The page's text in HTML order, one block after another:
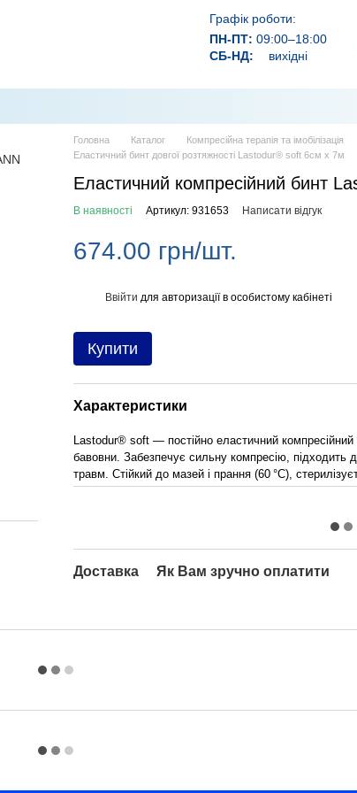
Графік роботи:
ПН-ПТ: 09:00–18:00
СБ-НД:
вихідні
Головна Каталог Компресійна терапія та імобілізація
Еластичний бинт довгої розтяжності Lastodur® soft 6см x 7м
Еластичний компресійний бинт
В наявності Артикул: 931653 Написати відгук
674.00 грн/шт.
Ввійти для авторизації в особистому кабінеті
Купити
Характеристики
Lastodur® soft — постійно еластичний
бавовни. Забезпечує сильну компресію, підходить
травм. Стійкий до мазей і прання (60 °C),
Доставка Як Вам зручно оплатити